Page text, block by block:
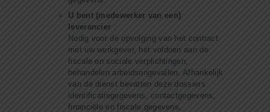
U bent (medewerker van een)
leverancier :
Nodig voor de opvolging van het contract
met uw werkgever, het voldoen aan de
fiscale en sociale verplichtingen,
behandelen arbeidsongevallen. Afhankelijk
van de dienst bevatten deze dossiers
identificatiegegevens, contactgegevens,
financiële en fiscale gegevens,